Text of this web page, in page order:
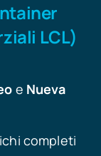
LCL)
e Nueva
completi